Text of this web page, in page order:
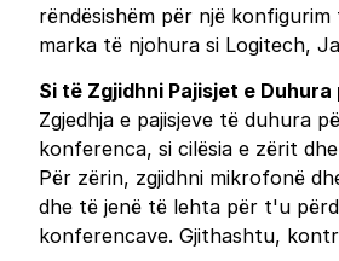
rëndësishëm për një
marka të njohura si Logitech,
Si të Zgjidhni Pajisjet e
Zgjedhja e pajisjeve të duhura
konferenca, si cilësia e zërit
Për zërin, zgjidhni mikrofonë
dhe të jenë të lehta për t'u
konferencave. Gjithashtu,